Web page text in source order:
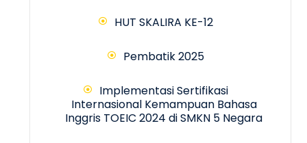
HUT SKALIRA KE-12
Pembatik 2025
Implementasi Sertifikasi
Internasional Kemampuan Bahasa
Inggris TOEIC 2024 di SMKN 5 Negara